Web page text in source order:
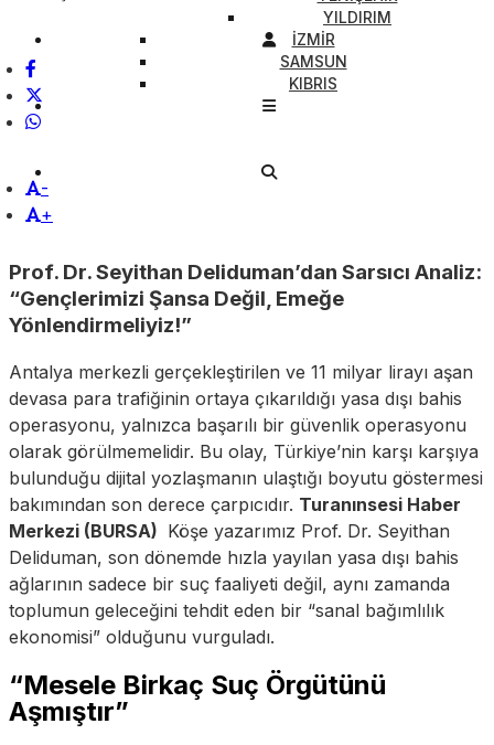
YILDIRIM
İZMİR
SAMSUN
KIBRIS
-
+
Prof. Dr. Seyithan Deliduman’dan Sarsıcı Analiz:
“Gençlerimizi Şansa Değil, Emeğe
Yönlendirmeliyiz!”
Antalya merkezli gerçekleştirilen ve 11 milyar lirayı aşan
devasa para trafiğinin ortaya çıkarıldığı yasa dışı bahis
operasyonu, yalnızca başarılı bir güvenlik operasyonu
olarak görülmemelidir. Bu olay, Türkiye’nin karşı karşıya
bulunduğu dijital yozlaşmanın ulaştığı boyutu göstermesi
bakımından son derece çarpıcıdır. Turanınsesi Haber
Merkezi (BURSA) Köşe yazarımız Prof. Dr. Seyithan
Deliduman, son dönemde hızla yayılan yasa dışı bahis
ağlarının sadece bir suç faaliyeti değil, aynı zamanda
toplumun geleceğini tehdit eden bir “sanal bağımlılık
ekonomisi” olduğunu vurguladı.
“Mesele Birkaç Suç Örgütünü
Aşmıştır”